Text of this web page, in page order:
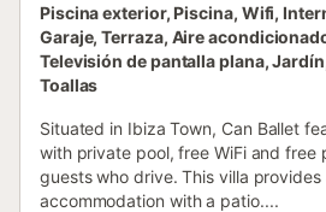
Piscina exterior, Piscina, Wifi,
Garaje, Terraza, Aire
Televisión de pantalla plana,
Toallas
Situated in Ibiza Town, Can Ballet
with private pool, free WiFi and free
guests who drive. This villa
accommodation with a patio....